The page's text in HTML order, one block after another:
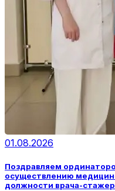
01.08.2026
Поздравляем
осуществлению
должности врача-